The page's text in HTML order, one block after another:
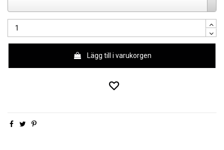
Lägg till i varukorgen